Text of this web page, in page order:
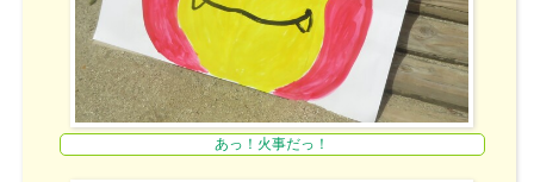
あっ！火事だっ！